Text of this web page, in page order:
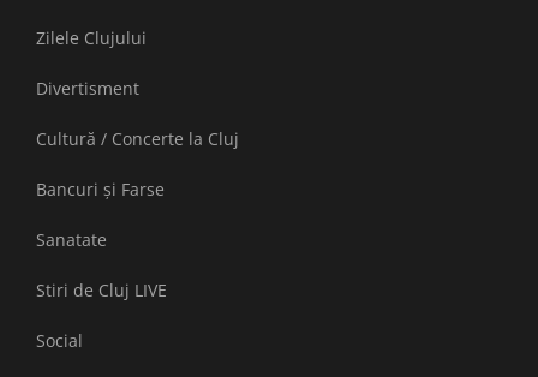
Zilele Clujului
Divertisment
Cultură / Concerte la Cluj
Bancuri și Farse
Sanatate
Stiri de Cluj LIVE
Social